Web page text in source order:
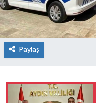
Paylaş